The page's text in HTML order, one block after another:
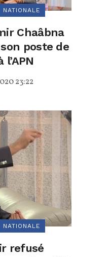
NATIONALE
Chaâbna
poste de
23:22
NATIONALE
refusé